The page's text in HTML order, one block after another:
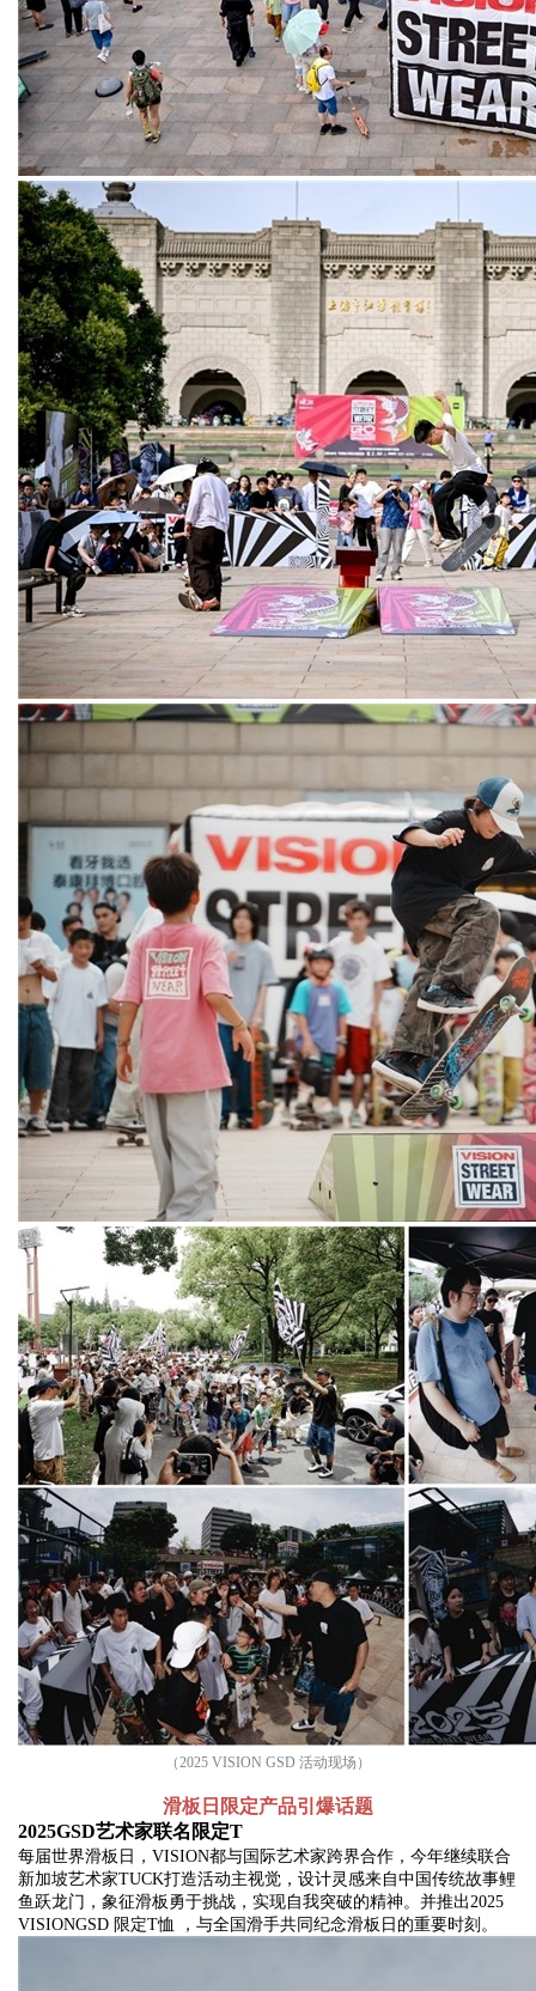
（2025 VISION GSD 活动现场）
滑板日限定产品引爆话题
2025GSD艺术家联名限定T
每届世界滑板日，VISION都与国际艺术家跨界合作，今年继续联合
新加坡艺术家TUCK打造活动主视觉，设计灵感来自中国传统故事鲤
鱼跃龙门，象征滑板勇于挑战，实现自我突破的精神。并推出2025
VISIONGSD 限定T恤 ，与全国滑手共同纪念滑板日的重要时刻。